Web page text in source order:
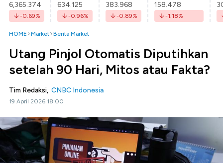
6,365.374
-0.69%
634.125
-0.96%
383.968
-0.89%
158.478
-1.18%
HOME Market Berita Market
Utang Pinjol Otomatis Diputihkan
setelah 90 Hari, Mitos atau Fakta?
Tim Redaksi, CNBC Indonesia
19 April 2026 18:00